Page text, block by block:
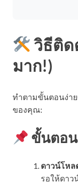
วิธีติด
มาก!)
ทำตามขั้นตอนง่าย
ของคุณ:
ขั้นตอ
ดาวน์โหล
รอให้ดาว